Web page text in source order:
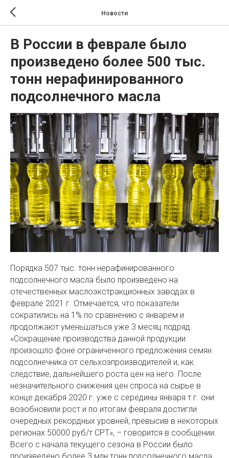
Новости
В России в феврале было
произведено более 500 тыс.
тонн нерафинированного
подсолнечного масла
Порядка 507 тыс. тонн нерафинированного
подсолнечного масла было произведено на
отечественных маслоэкстракционных заводах в
феврале 2021 г. Отмечается, что показатели
сократились на 1% по сравнению с январем и
продолжают уменьшаться уже 3 месяц подряд.
«Сокращение производства данной продукции
произошло фоне ограниченного предложения семян
подсолнечника от сельхозпроизводителей и, как
следствие, дальнейшего роста цен на него. После
незначительного снижения цен спроса на сырье в
конце декабря 2020 г. уже с середины января т.г. они
возобновили рост и по итогам февраля достигли
очередных рекордных уровней, превысив в некоторых
регионах 50000 руб/т СРТ», – говорится в сообщении.
Всего с начала текущего сезона в России было